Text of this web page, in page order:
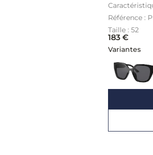
Référence :
Taille : 52
183 €
Variantes